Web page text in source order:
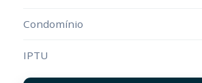
Condomínio
IPTU